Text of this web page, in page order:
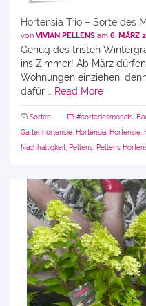
Hortensia Trio – Sorte des
von VIVIAN PELLENS am 6. MÄRZ
Genug des tristen
ins Zimmer! Ab März
Wohnungen einziehen,
dafür …
Read More
Sorten #sortedesmonats
Gartenhortensie Hortensia Hortensie
Nachhaltigkeit Pellens Pellens